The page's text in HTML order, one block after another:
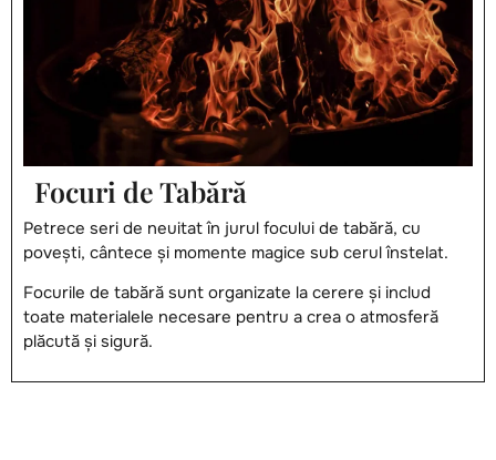
Focuri de Tabără
Petrece seri de neuitat în jurul focului de tabără, cu
povești, cântece și momente magice sub cerul înstelat.
Focurile de tabără sunt organizate la cerere și includ
toate materialele necesare pentru a crea o atmosferă
plăcută și sigură.